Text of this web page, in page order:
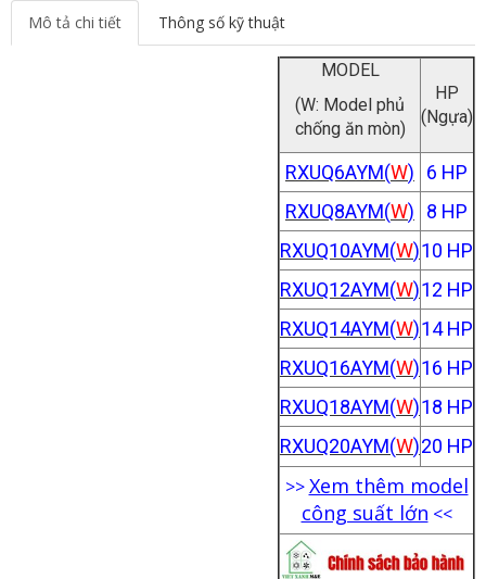
Mô tả chi tiết
Thông số kỹ thuật
MODEL
(W: Model phủ
chống ăn mòn)
HP
(Ngựa)
RXUQ6AYM(W)
6 HP
RXUQ8AYM(W)
8 HP
RXUQ10AYM(W)10 HP
RXUQ12AYM(W)12 HP
RXUQ14AYM(W)14 HP
RXUQ16AYM(W)16 HP
RXUQ18AYM(W)18 HP
RXUQ20AYM(W)20 HP
>>Xem thêm model
công suất lớn <<